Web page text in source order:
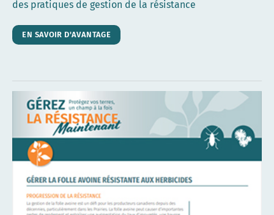
des pratiques de gestion de la résistance
EN SAVOIR D'AVANTAGE